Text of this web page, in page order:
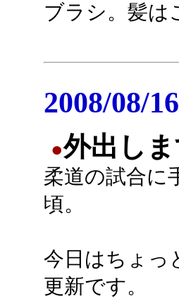
ブラシ。髪は
2008/08/
●外出し
柔道の試合に
頃。
今日はちょっ
更新です。